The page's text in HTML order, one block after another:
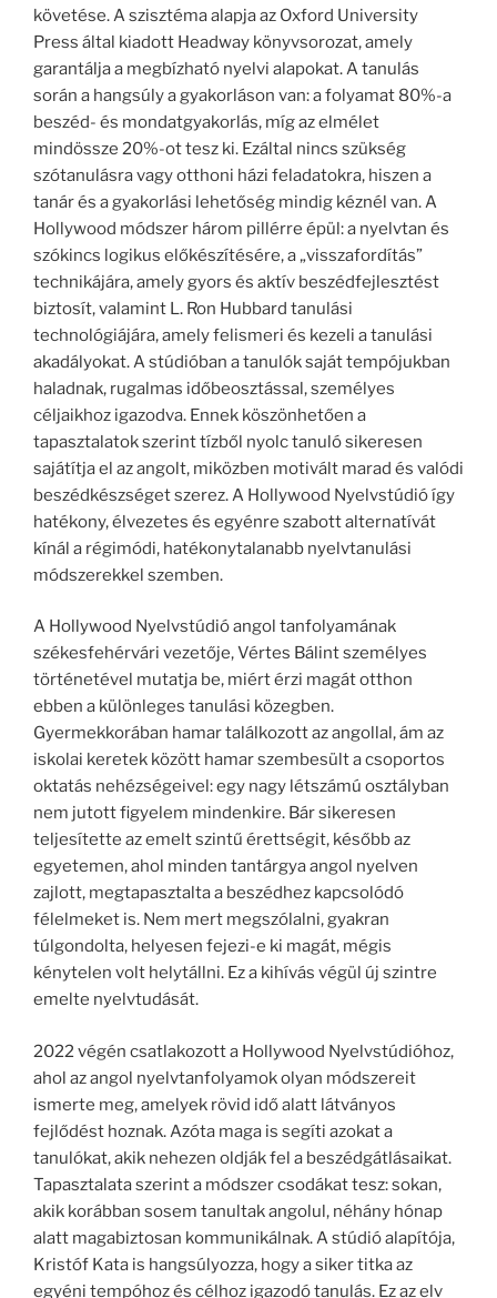
követése. A szisztéma alapja az Oxford University
Press által kiadott Headway könyvsorozat, amely
garantálja a megbízható nyelvi alapokat. A tanulás
során a hangsúly a gyakorláson van: a folyamat 80%-a
beszéd- és mondatgyakorlás, míg az elmélet
mindössze 20%-ot tesz ki. Ezáltal nincs szükség
szótanulásra vagy otthoni házi feladatokra, hiszen a
tanár és a gyakorlási lehetőség mindig kéznél van. A
Hollywood módszer három pillérre épül: a nyelvtan és
szókincs logikus előkészítésére, a „visszafordítás”
technikájára, amely gyors és aktív beszédfejlesztést
biztosít, valamint L. Ron Hubbard tanulási
technológiájára, amely felismeri és kezeli a tanulási
akadályokat. A stúdióban a tanulók saját tempójukban
haladnak, rugalmas időbeosztással, személyes
céljaikhoz igazodva. Ennek köszönhetően a
tapasztalatok szerint tízből nyolc tanuló sikeresen
sajátítja el az angolt, miközben motivált marad és valódi
beszédkészséget szerez. A Hollywood Nyelvstúdió így
hatékony, élvezetes és egyénre szabott alternatívát
kínál a régimódi, hatékonytalanabb nyelvtanulási
módszerekkel szemben.
A Hollywood Nyelvstúdió angol tanfolyamának
székesfehérvári vezetője, Vértes Bálint személyes
történetével mutatja be, miért érzi magát otthon
ebben a különleges tanulási közegben.
Gyermekkorában hamar találkozott az angollal, ám az
iskolai keretek között hamar szembesült a csoportos
oktatás nehézségeivel: egy nagy létszámú osztályban
nem jutott figyelem mindenkire. Bár sikeresen
teljesítette az emelt szintű érettségit, később az
egyetemen, ahol minden tantárgya angol nyelven
zajlott, megtapasztalta a beszédhez kapcsolódó
félelmeket is. Nem mert megszólalni, gyakran
túlgondolta, helyesen fejezi-e ki magát, mégis
kénytelen volt helytállni. Ez a kihívás végül új szintre
emelte nyelvtudását.
2022 végén csatlakozott a Hollywood Nyelvstúdióhoz,
ahol az angol nyelvtanfolyamok olyan módszereit
ismerte meg, amelyek rövid idő alatt látványos
fejlődést hoznak. Azóta maga is segíti azokat a
tanulókat, akik nehezen oldják fel a beszédgátlásaikat.
Tapasztalata szerint a módszer csodákat tesz: sokan,
akik korábban sosem tanultak angolul, néhány hónap
alatt magabiztosan kommunikálnak. A stúdió alapítója,
Kristóf Kata is hangsúlyozza, hogy a siker titka az
egyéni tempóhoz és célhoz igazodó tanulás. Ez az elv